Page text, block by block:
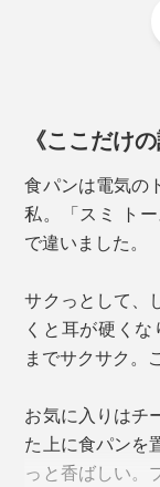
手頃に買える
たての高級食
晩酌タイムにも
蓄熱性が高いの
レートごと食卓
裏面はフラット
お手入れは、食
でOK。表面が
洗機は不可）
たとえ水分がつ
その「旭工業
バーベキュー
《ここだけ
食パンは電気の
私。「スミ ト
で違いました。
サクっとして、
くと耳が硬く
までサクサク。
お気に入りはチ
た上に食パンを
っと香ばしい。